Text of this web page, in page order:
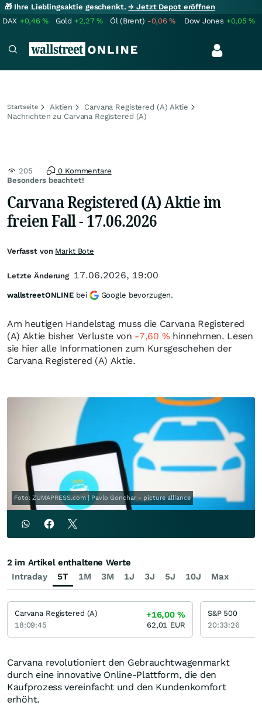
🎁 Ihre Lieblingsaktie geschenkt.→ Jetzt Depot eröffnen
DAX +0,46% Gold +2,27% Öl (Brent) -0,06% Dow Jones +0,05%
Startseite Aktien
Carvana Registered (A) Aktie
Nachrichten zu Carvana Registered (A)
Besonders beachtet!
205 0 Kommentare
Carvana Registered (A) Aktie im
freien Fall - 17.06.2026
Am heutigen Handelstag muss die Carvana Registered
(A) Aktie bisher Verluste von -7,60 % hinnehmen. Lesen
sie hier alle Informationen zum Kursgeschehen der
Carvana Registered (A) Aktie.
Foto: ZUMAPRESS.com | Pavlo Gonchar - picture alliance
Carvana revolutioniert den Gebrauchtwagenmarkt
durch eine innovative Online-Plattform, die den
Kaufprozess vereinfacht und den Kundenkomfort
erhöht.
Verfasst von Markt Bote
Letzte Änderung 17.06.2026, 19:00
wallstreetONLINE bei Google bevorzugen.
Intraday 5T 1M 3M 1J 3J 5J 10J Max
2 im Artikel enthaltene Werte
Carvana Registered (A)
18:09:45
+16,00%
62,01 EUR
S&P 500
20:33:26